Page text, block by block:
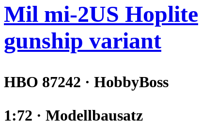
Mil mi-2US Hoplite
gunship variant
HBO 87242 · HobbyBoss
1:72 · Modellbausatz